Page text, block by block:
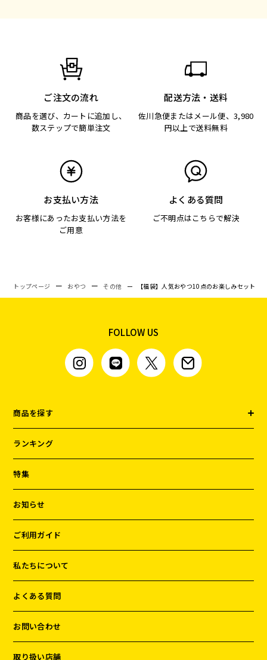
ご注文の流れ
商品を選び、カートに追加し、
数ステップで簡単注文
配送方法・送料
佐川急便またはメール便、3,980
円以上で送料無料
お支払い方法
お客様にあったお支払い方法を
ご用意
よくある質問
ご不明点はこちらで解決
トップページ おやつ その他 【福袋】人気おやつ10点のお楽しみセット
FOLLOW US
商品を探す
ランキング
特集
お知らせ
ご利用ガイド
私たちについて
よくある質問
お問い合わせ
取り扱い店舗